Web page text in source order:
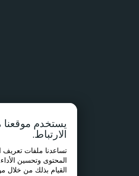
يستخدم موقعنا
الارتباط.
تساعدنا ملفات تعريف
المحتوى وتحسين الأداء.
القيام بذلك من خلال موقعنا